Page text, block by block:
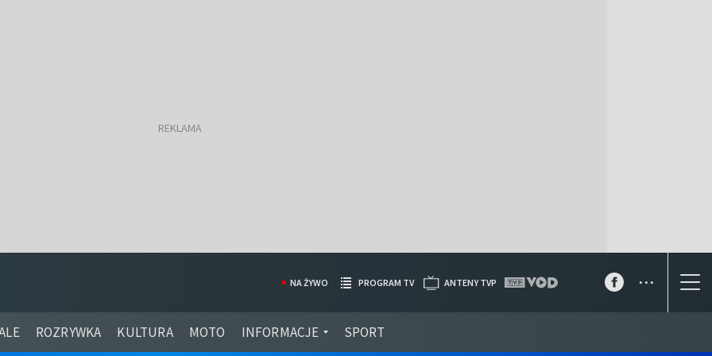
ROZRYWKA KULTURA MOTO INFORMACJE SPORT
NA ŻYWO PROGRAM TV ANTENY TVP ...